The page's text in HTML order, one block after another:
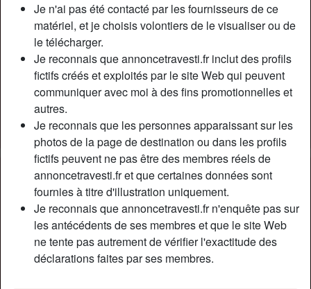
Je n'ai pas été contacté par les fournisseurs de ce
matériel, et je choisis volontiers de le visualiser ou de
le télécharger.
Je reconnais que annoncetravesti.fr inclut des profils
fictifs créés et exploités par le site Web qui peuvent
communiquer avec moi à des fins promotionnelles et
autres.
Je reconnais que les personnes apparaissant sur les
photos de la page de destination ou dans les profils
fictifs peuvent ne pas être des membres réels de
annoncetravesti.fr et que certaines données sont
fournies à titre d'illustration uniquement.
Je reconnais que annoncetravesti.fr n'enquête pas sur
les antécédents de ses membres et que le site Web
ne tente pas autrement de vérifier l'exactitude des
déclarations faites par ses membres.
Sexualité:
Bisexuel(le)
Relation:
Couleur des cheveux:
Blonde
Couleur des yeux:
Brun
Poids:
72 Kg
Épilé(e):
Fumeur(euse):
Oui
Description
Bonsoir mon tout doux, je sais que les amants se dévoilent
essentiellement la nuit, alors je serais connectée qu’à
partir de 20 heures. Comme tu peux l’observer, je suis une
shemale très généreuse, j’ai travaillée fort pour avoir ce
décolleté plongeant (il m’a coûté une petite fortune devrais-